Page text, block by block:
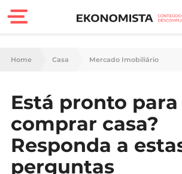
Finanças Pessoais
Carreira
Casa
Home Casa Mercado Imobiliário
Está pronto para
comprar casa?
Responda a
perguntas